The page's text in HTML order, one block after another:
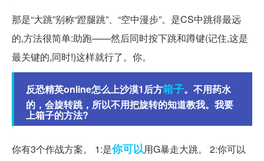
那是“大跳”别称“蹬腿跳”、“空中漫步”。是CS中跳得最远
的,方法很简单:助跑——然后同时按下跳和蹲键(记住,这是
最关键的,同时!)这样就行了。你。
反恐精英online怎么上沙漠1后方箱子。不用药水
的，会旋转跳，所以不用把旋转的知道教我。我要
上箱子的方法?
你有3个作战方案。 1:是你可以用G暴走大跳。 2:你可以